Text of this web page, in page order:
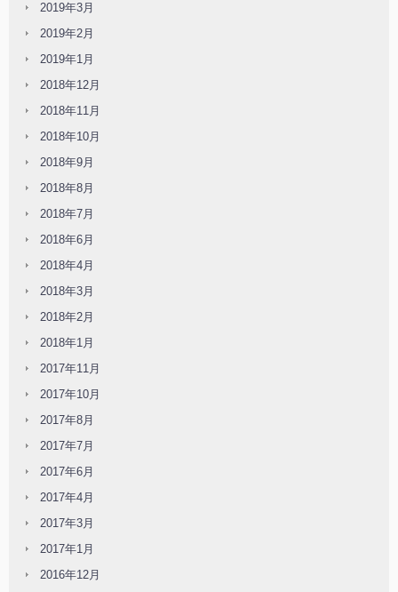
2019年3月
2019年2月
2019年1月
2018年12月
2018年11月
2018年10月
2018年9月
2018年8月
2018年7月
2018年6月
2018年4月
2018年3月
2018年2月
2018年1月
2017年11月
2017年10月
2017年8月
2017年7月
2017年6月
2017年4月
2017年3月
2017年1月
2016年12月